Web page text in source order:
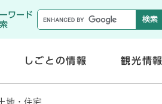
メニューを飛ばして本文へ
ワード
しごとの情報
く
観光情報
地・住宅